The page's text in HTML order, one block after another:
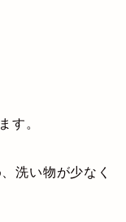
す。
洗い物が少なく